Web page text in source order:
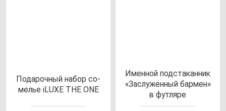
Пода­роч­ный на­бор со­
мелье iLUXE THE ONE
Имен­ной под­ста­кан­ник
«Зас­лу­жен­ный бар­мен»
в фут­ля­ре